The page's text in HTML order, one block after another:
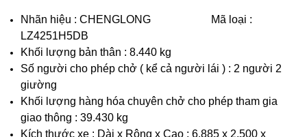
Nhãn hiệu : CHENGLONG Mã loại :
LZ4251H5DB
Khối lượng bản thân : 8.440 kg
Số người cho phép chở ( kể cả người lái ) : 2 người 2
giường
Khối lượng hàng hóa chuyên chở cho phép tham gia
giao thông : 39.430 kg
Kích thước xe : Dài x Rộng x Cao : 6.885 x 2.500 x